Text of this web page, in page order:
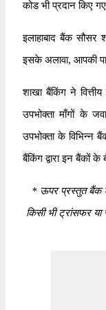
कोड भी प्रदान किए
इलाहाबाद बैंक
इसके अलावा, आपकी
शाखा बैंकिंग ने
उपभोक्ता माँगों के
उपभोक्ता के
बैंकिंग द्वारा इन बैंकों
*ऊपर प्रस्तुत बैंक
किसी भी ट्रांसफर